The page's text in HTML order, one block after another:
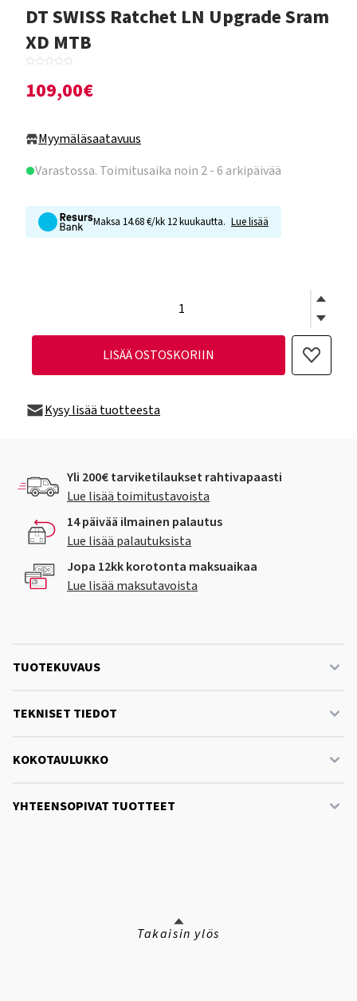
DT SWISS Ratchet LN Upgrade Sram
XD MTB
109,00€
Myymäläsaatavuus
Varastossa. Toimitusaika noin 2 - 6 arkipäivää
Maksa 14.68 €/kk 12 kuukautta. Lue lisää
LISÄÄ OSTOSKORIIN
Kysy lisää tuotteesta
Yli 200€ tarviketilaukset rahtivapaasti
Lue lisää toimitustavoista
14 päivää ilmainen palautus
Lue lisää palautuksista
Jopa 12kk korotonta maksuaikaa
Lue lisää maksutavoista
TUOTEKUVAUS
TEKNISET TIEDOT
KOKOTAULUKKO
YHTEENSOPIVAT TUOTTEET
Takaisin ylös